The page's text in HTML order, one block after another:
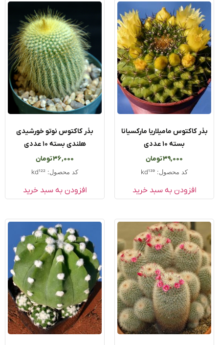
کاکتوس مامیلاریا مارکسیانا
بسته ۱۰ عددی
39,000تومان
کد محصول: kd139
افزودن به سبد خرید
بذر کاکتوس نوتو خورشیدی
هلندی بسته ۱۰ عددی
36,000تومان
کد محصول: kd122
افزودن به سبد خرید